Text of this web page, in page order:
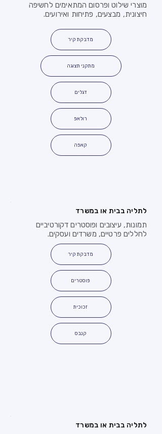
מוצרי שילוט ופרסום המתאימים לחשיפה
חיצונית, מבצעים, פתיחות ואירועים.
מדבקת קיר
מתקני תצוגה
דגלים
רולאפ
קאפה
לתליה בבית או במשרד
תמונות, עיצובים ופוסטרים דקורטיביים
לחללים פרטיים, משרדים ועסקים.
מדבקת קיר
פוסטרים
זכוכית
קנבס
לתליה בבית או במשרד